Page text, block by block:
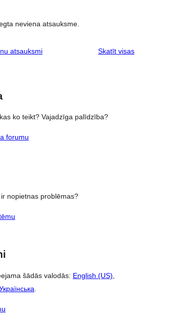
neviena atsauksme.
atsauksmi Skatīt visasatsauksmes
ko teikt? Vajadzīga palīdzība?
forumu
nopietnas problēmas?
šādās valodās: English (US)